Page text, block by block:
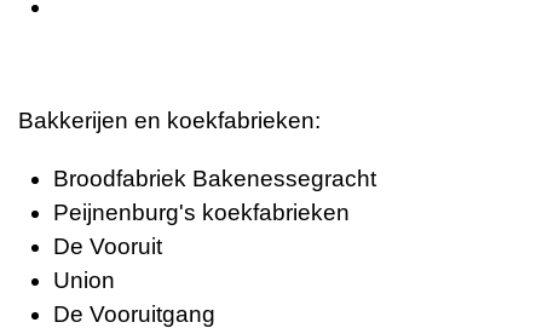
Bakkerijen en koekfabrieken:
Broodfabriek Bakenessegracht
Peijnenburg's koekfabrieken
De Vooruit
Union
De Vooruitgang